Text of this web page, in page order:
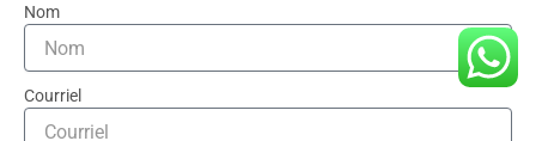
Nom
Courriel